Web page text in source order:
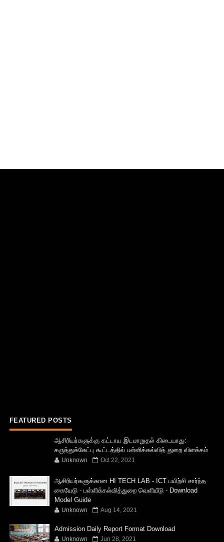
FEATURED POSTS
ஆசிரியர்களுக்கு கட்டாய இடமாறுதல் கிடையாது:
கருத்துக்கேட்பு கூட்டத்தில் பள்ளிக்கல்வித் துறை விளக்கம்
Unknown Oct 22, 2021
ஆசிரியர்களுக்கான HI TECH LAB - ICT பயிற்சி சார்ந்த
கையேடு - பள்ளிக்கல்வித்துறை வெளியீடு - Download
Model Guide
Unknown Aug 14, 2021
Admission Daily Report Format Download
Unknown Jun 28, 2021